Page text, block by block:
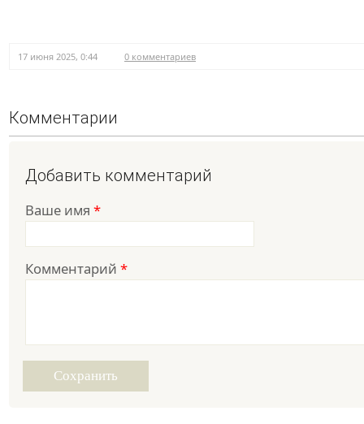
17 июня 2025, 0:44 0 комментариев
Комментарии
Добавить комментарий
Ваше имя *
Комментарий *